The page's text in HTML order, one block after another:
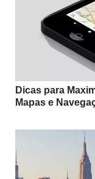
Dicas para
Mapas e